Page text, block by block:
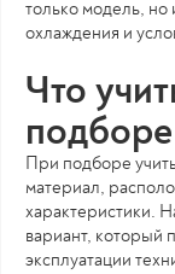
только модель, но
охлаждения и
Что
подборе
При подборе
материал,
характеристики.
вариант, который
эксплуатации